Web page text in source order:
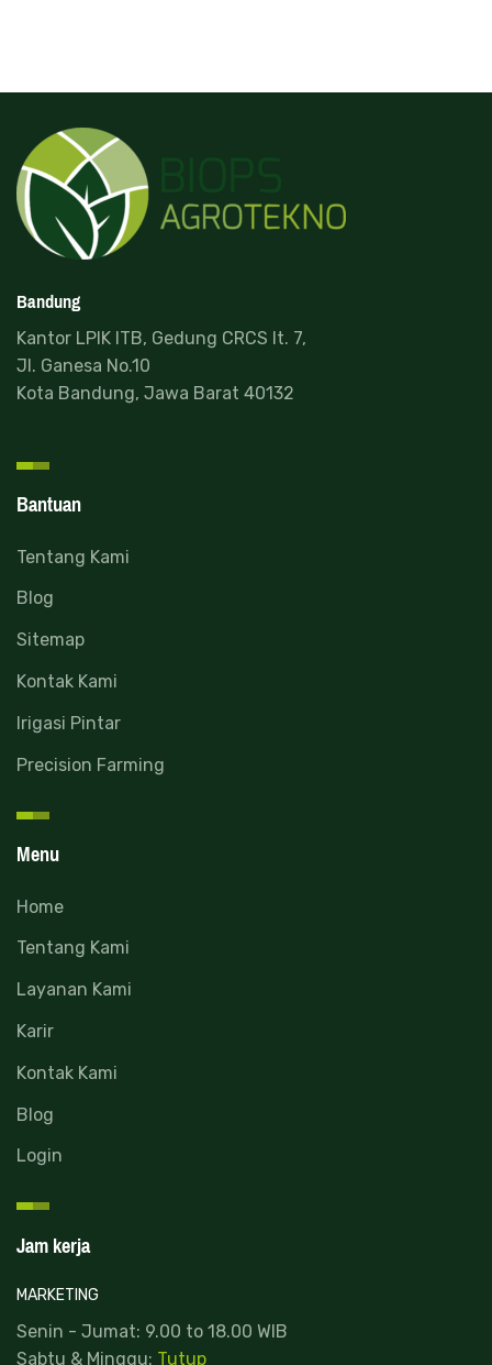
Bandung
Kantor LPIK ITB, Gedung CRCS lt. 7,
Jl. Ganesa No.10
Kota Bandung, Jawa Barat 40132
Bantuan
Tentang Kami
Blog
Sitemap
Kontak Kami
Irigasi Pintar
Precision Farming
Menu
Home
Tentang Kami
Layanan Kami
Karir
Kontak Kami
Blog
Login
Jam kerja
MARKETING
Senin - Jumat: 9.00 to 18.00 WIB
Sabtu & Minggu: Tutup